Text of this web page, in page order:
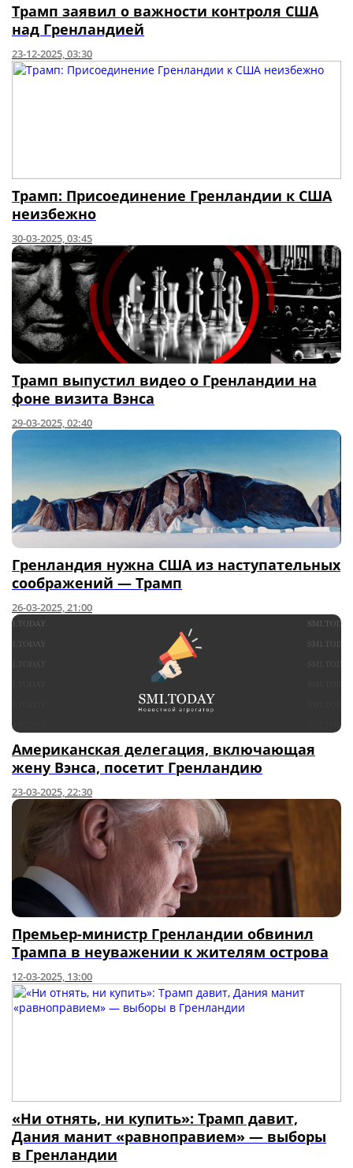
Трамп заявил о важности контроля США
над Гренландией
23-12-2025, 03:30
Трамп: Присоединение Гренландии к США
неизбежно
30-03-2025, 03:45
Трамп выпустил видео о Гренландии на
фоне визита Вэнса
29-03-2025, 02:40
Гренландия нужна США из наступательных
соображений — Трамп
26-03-2025, 21:00
Американская делегация, включающая
жену Вэнса, посетит Гренландию
23-03-2025, 22:30
Премьер-министр Гренландии обвинил
Трампа в неуважении к жителям острова
12-03-2025, 13:00
«Ни отнять, ни купить»: Трамп давит,
Дания манит «равноправием» — выборы
в Гренландии